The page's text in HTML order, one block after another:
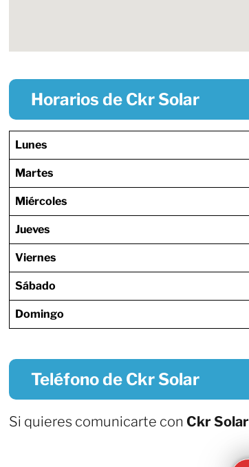
Horarios de Ckr Solar
Lunes
Martes
Miércoles
Jueves
Viernes
Sábado
Domingo
Teléfono de Ckr Solar
Si quieres comunicarte con Ckr Solar